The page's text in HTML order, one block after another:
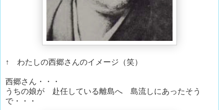
↑ わたしの西郷さんのイメージ（笑）
西郷さん・・・
うちの娘が 赴任している離島へ 島流しにあったそう
で・・・